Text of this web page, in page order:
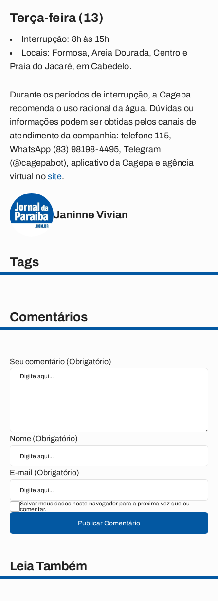
Terça-feira (13)
Interrupção: 8h às 15h
Locais: Formosa, Areia Dourada, Centro e
Praia do Jacaré, em Cabedelo.
Durante os períodos de interrupção, a Cagepa
recomenda o uso racional da água. Dúvidas ou
informações podem ser obtidas pelos canais de
atendimento da companhia: telefone 115,
WhatsApp (83) 98198-4495, Telegram
(@cagepabot), aplicativo da Cagepa e agência
virtual no site.
Janinne Vivian
Tags
Comentários
Seu comentário (Obrigatório)
Nome (Obrigatório)
E-mail (Obrigatório)
Salvar meus dados neste navegador para a próxima vez que eu
comentar.
Publicar Comentário
Leia Também